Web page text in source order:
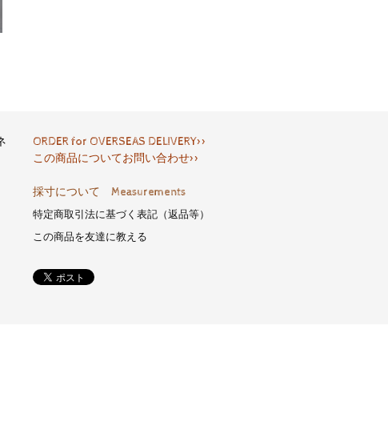
ORDER for OVERSEAS DELIVERY>>
この商品についてお問い合わせ>>
採寸について Measurements
特定商取引法に基づく表記（返品等）
この商品を友達に教える